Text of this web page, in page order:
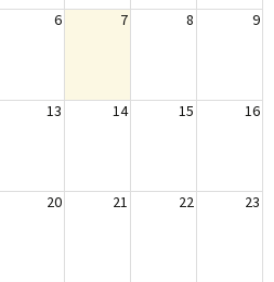
6 7 8 9
13 14 15 16
20 21 22 23